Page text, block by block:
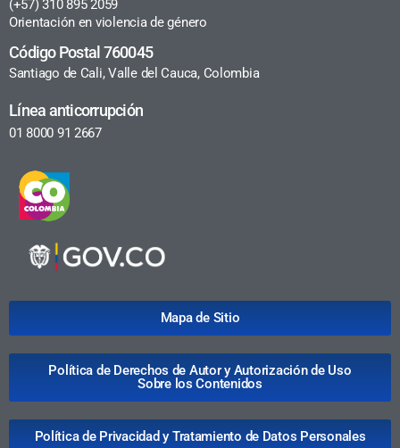
(+57) 310 895 2059
Orientación en violencia de género
Código Postal 760045
Santiago de Cali, Valle del Cauca, Colombia
Línea anticorrupción
01 8000 91 2667
Mapa de Sitio
Política de Derechos de Autor y Autorización de Uso
Sobre los Contenidos
Política de Privacidad y Tratamiento de Datos Personales